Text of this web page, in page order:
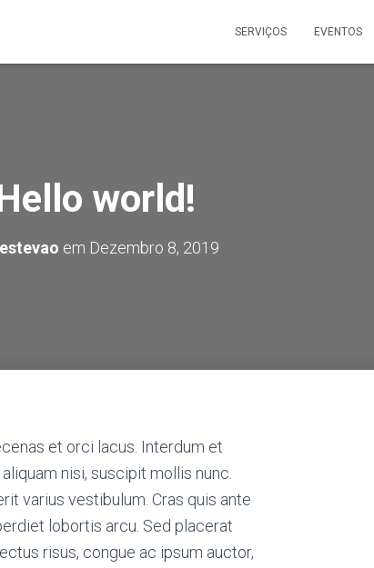
SERVIÇOS EVENTOS
world!
estevao em Dezembro 8, 2019
et orci lacus. Interdum et
nisi, suscipit mollis nunc.
varius vestibulum. Cras quis ante
lobortis arcu. Sed placerat
risus, congue ac ipsum auctor,